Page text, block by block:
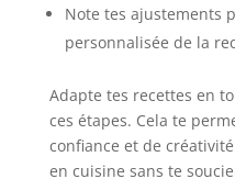
Note tes ajustements
personnalisée de la
Adapte tes recettes en
ces étapes. Cela te
confiance et de
en cuisine sans te